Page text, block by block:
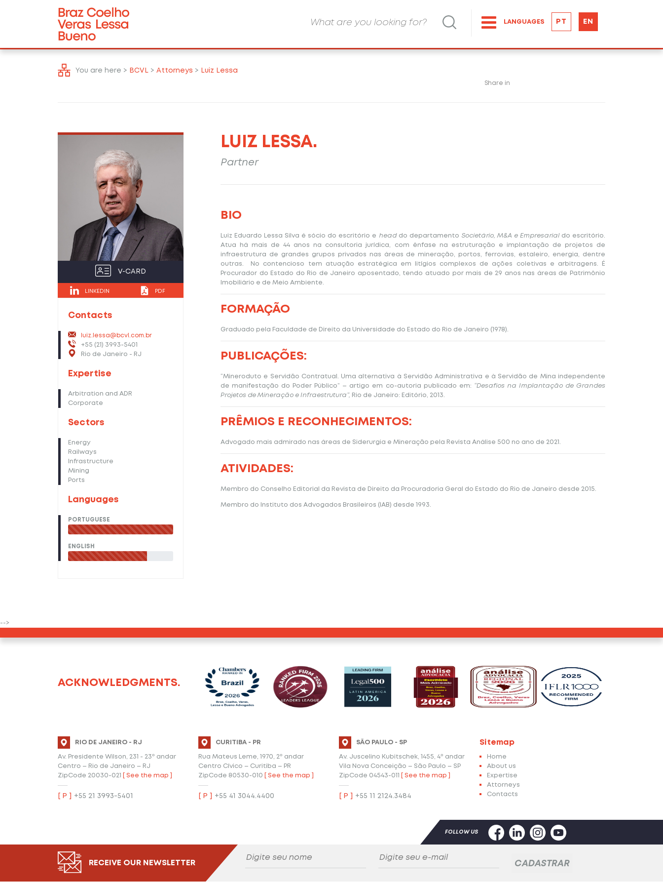
LANGUAGES PT EN
You are here > BCVL > Attorneys > Luiz Lessa
Share in
V-CARD
LINKEDIN PDF
Contacts
luiz.lessa@bcvl.com.br
+55 (21) 3993-5401
Rio de Janeiro - RJ
Expertise
Arbitration and ADR
Corporate
Sectors
Energy
Railways
Infrastructure
Mining
Ports
Languages
PORTUGUESE
ENGLISH
LUIZ LESSA.
Partner
BIO
Luiz Eduardo Lessa Silva é sócio do escritório e head do departamento Societário, M&A e Empresarial do escritório.
Atua há mais de 44 anos na consultoria jurídica, com ênfase na estruturação e implantação de projetos de
infraestrutura de grandes grupos privados nas áreas de mineração, portos, ferrovias, estaleiro, energia, dentre
outras. No contencioso tem atuação estratégica em litígios complexos de ações coletivas e arbitragens. É
Procurador do Estado do Rio de Janeiro aposentado, tendo atuado por mais de 29 anos nas áreas de Patrimônio
Imobiliário e de Meio Ambiente.
FORMAÇÃO
Graduado pela Faculdade de Direito da Universidade do Estado do Rio de Janeiro (1978).
PUBLICAÇÕES:
“Mineroduto e Servidão Contratual. Uma alternativa à Servidão Administrativa e à Servidão de Mina independente
de manifestação do Poder Público” – artigo em co-autoria publicado em:
“Desafios na Implantação de Grandes
Projetos de Mineração e Infraestrutura”,
Rio de Janeiro: Editório, 2013.
PRÊMIOS E RECONHECIMENTOS:
Advogado mais admirado nas áreas de Siderurgia e Mineração pela Revista Análise 500 no ano de 2021.
ATIVIDADES:
Membro do Conselho Editorial da Revista de Direito da Procuradoria Geral do Estado do Rio de Janeiro desde 2015.
Membro do Instituto dos Advogados Brasileiros (IAB) desde 1993.
-->
ACKNOWLEDGMENTS.
RIO DE JANEIRO - RJ
Av. Presidente Wilson, 231 - 23º andar
Centro – Rio de Janeiro – RJ
ZipCode 20030-021
[ See the map ]
[ P ] +55 21 3993-5401
CURITIBA - PR
Rua Mateus Leme, 1970, 2º andar
Centro Cívico – Curitiba – PR
ZipCode 80530-010
[ See the map ]
[ P ] +55 41 3044.4400
SÃO PAULO - SP
Av. Juscelino Kubitschek, 1455, 4º andar
Vila Nova Conceição – São Paulo – SP
ZipCode 04543-011
[ See the map ]
[ P ] +55 11 2124.3484
Sitemap
Home
About us
Expertise
Attorneys
Contacts
FOLLOW US
RECEIVE OUR NEWSLETTER